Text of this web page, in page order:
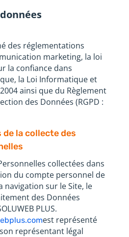
des réglementations
marketing, la loi
la confiance dans
la Loi Informatique et
ainsi que du Règlement
des Données (RGPD :
de la collecte des
collectées dans
du compte personnel de
navigation sur le Site, le
des Données
PLUS.
est représenté
représentant légal